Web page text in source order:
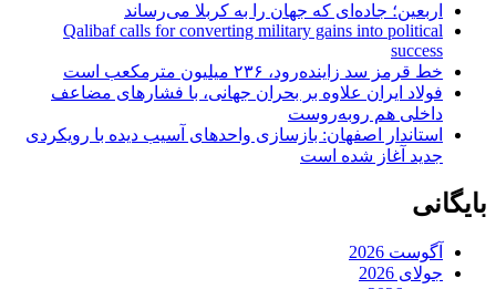
اربعین؛ جاده‌ای که جهان را به کربلا می‌رساند
Qalibaf calls for converting military gains into political
success
خط قرمز سد زاینده‌رود، ۲۳۶ میلیون مترمکعب است
فولاد ایران علاوه بر بحران جهانی، با فشارهای مضاعف
داخلی هم روبه‌روست
استاندار اصفهان: بازسازی واحدهای آسیب دیده با رویکردی
جدید آغاز شده است
بایگانی
آگوست 2026
جولای 2026